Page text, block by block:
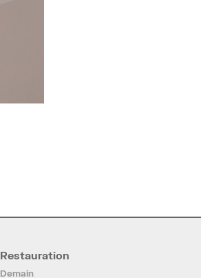
Restauration
Demain